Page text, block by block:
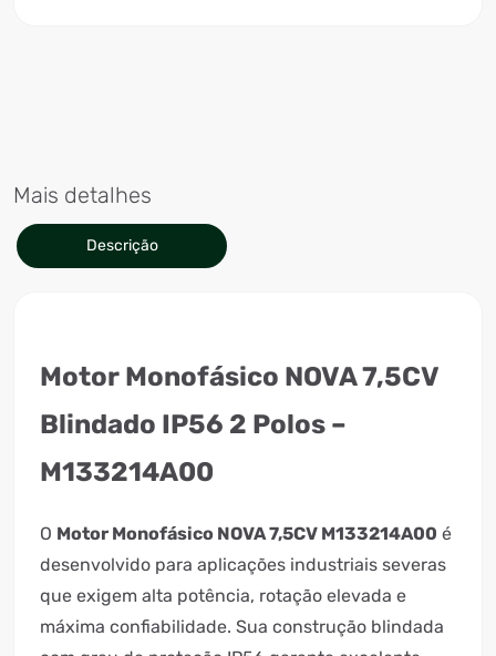
Mais detalhes
Descrição
Motor Monofásico NOVA 7,5CV
Blindado IP56 2 Polos –
M133214A00
O Motor Monofásico NOVA 7,5CV M133214A00 é
desenvolvido para aplicações industriais severas
que exigem alta potência, rotação elevada e
máxima confiabilidade. Sua construção blindada